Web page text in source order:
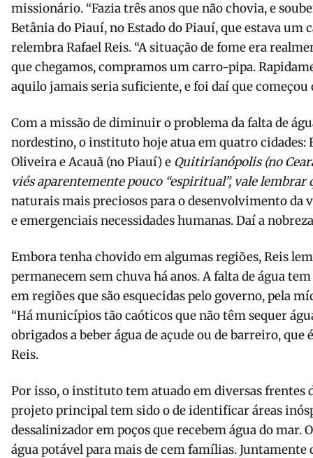
missionário. “Fazia três anos que não chovia, e
Betânia do Piauí, no Estado do Piauí, que estava um
relembra Rafael Reis. “A situação de fome era
que chegamos, compramos um carro-pipa.
aquilo jamais seria suficiente, e foi daí que
Com a missão de diminuir o problema da falta de
nordestino, o instituto hoje atua em quatro cidades:
Oliveira e Acauã (no Piauí) e Quitirianópolis (no
viés aparentemente pouco “espiritual”, vale lembrar
naturais mais preciosos para o desenvolvimento da
e emergenciais necessidades humanas. Daí a
Embora tenha chovido em algumas regiões, Reis
permanecem sem chuva há anos. A falta de água
em regiões que são esquecidas pelo governo, pela
“Há municípios tão caóticos que não têm sequer
obrigados a beber água de açude ou de barreiro, que
Reis.
Por isso, o instituto tem atuado em diversas frentes
projeto principal tem sido o de identificar áreas
dessalinizador em poços que recebem água do mar.
água potável para mais de cem famílias. Juntamente